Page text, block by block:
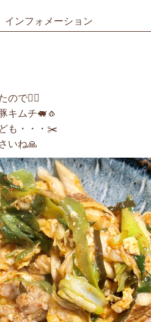
インフォメーション
で😮‍💨
キムチ🐖🧄
も・・・✂️
いね🙏